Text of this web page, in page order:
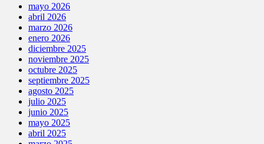
mayo 2026
abril 2026
marzo 2026
enero 2026
diciembre 2025
noviembre 2025
octubre 2025
septiembre 2025
agosto 2025
julio 2025
junio 2025
mayo 2025
abril 2025